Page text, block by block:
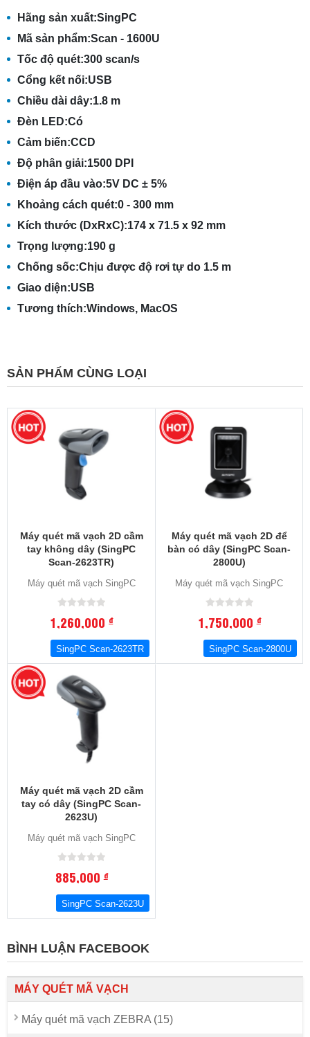
Hãng sản xuất:SingPC
Mã sản phẩm:Scan - 1600U
Tốc độ quét:300 scan/s
Cổng kết nối:USB
Chiều dài dây:1.8 m
Đèn LED:Có
Cảm biến:CCD
Độ phân giải:1500 DPI
Điện áp đầu vào:5V DC ± 5%
Khoảng cách quét:0 - 300 mm
Kích thước (DxRxC):174 x 71.5 x 92 mm
Trọng lượng:190 g
Chống sốc:Chịu được độ rơi tự do 1.5 m
Giao diện:USB
Tương thích:Windows, MacOS
SẢN PHẨM CÙNG LOẠI
Máy quét mã vạch 2D cầm
tay không dây (SingPC
Scan-2623TR)
Máy quét mã vạch SingPC
1,260,000đ
SingPC Scan-2623TR
Máy quét mã vạch 2D để
bàn có dây (SingPC Scan-
2800U)
Máy quét mã vạch SingPC
1,750,000đ
SingPC Scan-2800U
Máy quét mã vạch 2D cầm
tay có dây (SingPC Scan-
2623U)
Máy quét mã vạch SingPC
885,000đ
SingPC Scan-2623U
BÌNH LUẬN FACEBOOK
MÁY QUÉT MÃ VẠCH
Máy quét mã vạch ZEBRA (15)